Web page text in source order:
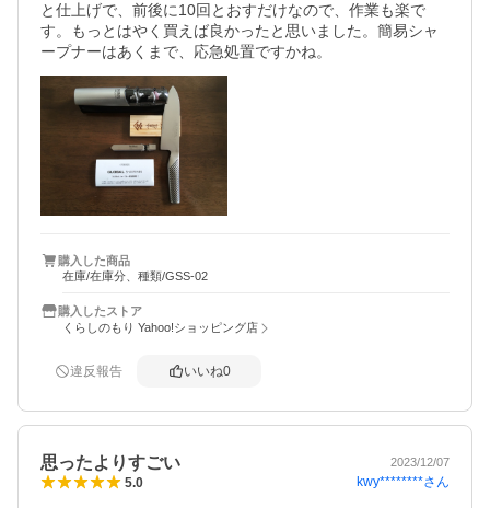
と仕上げで、前後に10回とおすだけなので、作業も楽で
す。もっとはやく買えば良かったと思いました。簡易シャ
ープナーはあくまで、応急処置ですかね。
購入した商品
在庫/在庫分、種類/GSS-02
購入したストア
くらしのもり Yahoo!ショッピング店
違反報告 いいね0
思ったよりすごい 2023/12/07
5.0 kwy********さん